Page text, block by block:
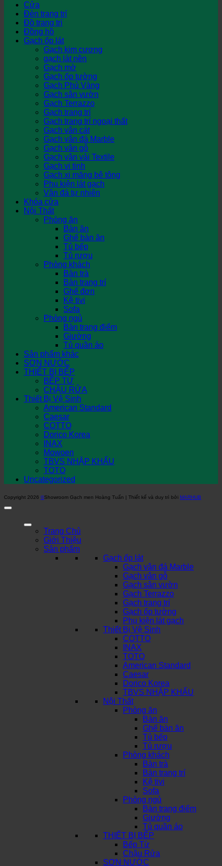
Cửa
Đèn trang trí
Đồ trang trí
Đồng hồ
Gạch ốp lát
Gạch kim cương
gạch lát nền
Gạch mờ
Gạch ốp tường
Gạch Phủ Vàng
Gạch sân vườn
Gạch Terrazzo
Gạch trang trí
Gạch trang trí ngoại thất
Gạch vân cát
Gạch vân đá Marble
Gạch vân gỗ
Gạch vân vải Textile
Gạch vi tinh
Gạch xi măng bê tông
Phụ kiện lát gạch
Vân đá tự nhiên
Khóa cửa
Nội Thất
Phòng ăn
Bàn ăn
Ghế bàn ăn
Tủ bếp
Tủ rượu
Phòng khách
Bàn trà
Bàn trang trí
Ghế đơn
Kệ tivi
Sofa
Phòng ngủ
Bàn trang điểm
Giường
Tủ quần áo
Sản phẩm khác
SƠN NƯỚC
THIẾT BỊ BẾP
BẾP TỪ
CHẬU RỬA
Thiết Bị Vệ Sinh
American Standard
Caesar
COTTO
Dorico Korea
INAX
Mowoen
TBVS NHẬP KHẨU
TOTO
Uncategorized
Copyright 2026 ©Showroom Gạch men Hoàng Tuấn | Thiết kế và duy trì bởi MARHUB
Trang Chủ
Giới Thiệu
Sản phẩm
Gạch ốp lát
Gạch vân đá Marble
Gạch vân gỗ
Gạch sân vườn
Gạch Terrazzo
Gạch trang trí
Gạch ốp tường
Phụ kiện lát gạch
Thiết Bị Vệ Sinh
COTTO
INAX
TOTO
American Standard
Caesar
Dorico Korea
TBVS NHẬP KHẨU
Nội Thất
Phòng ăn
Bàn ăn
Ghế bàn ăn
Tủ bếp
Tủ rượu
Phòng khách
Bàn trà
Bàn trang trí
Kệ tivi
Sofa
Phòng ngủ
Bàn trang điểm
Giường
Tủ quần áo
THIẾT BỊ BẾP
Bếp Từ
Chậu Rửa
SƠN NƯỚC